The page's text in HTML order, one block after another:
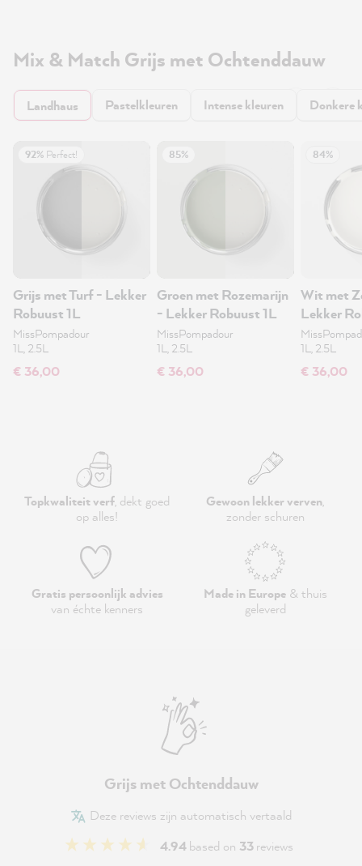
Mix & Match Grijs met Ochtenddauw
Landhaus Pastelkleuren Intense kleuren Donkere
92% Perfect!
Grijs met Turf - Lekker
Robuust 1L
MissPompadour
1L, 2.5L
€ 36,00
85%
Groen met Rozemarijn
- Lekker Robuust 1L
MissPompadour
1L, 2.5L
€ 36,00
84%
Wit met
Lekker
1L, 2.5L
€ 36,00
Topkwaliteit verf, dekt goed
op alles!
Gewoon lekker verven,
zonder schuren
Gratis persoonlijk advies
van échte kenners
Made in Europe& thuis
geleverd
Grijs met Ochtenddauw
Deze reviews zijn automatisch vertaald
4.94based on 33reviews